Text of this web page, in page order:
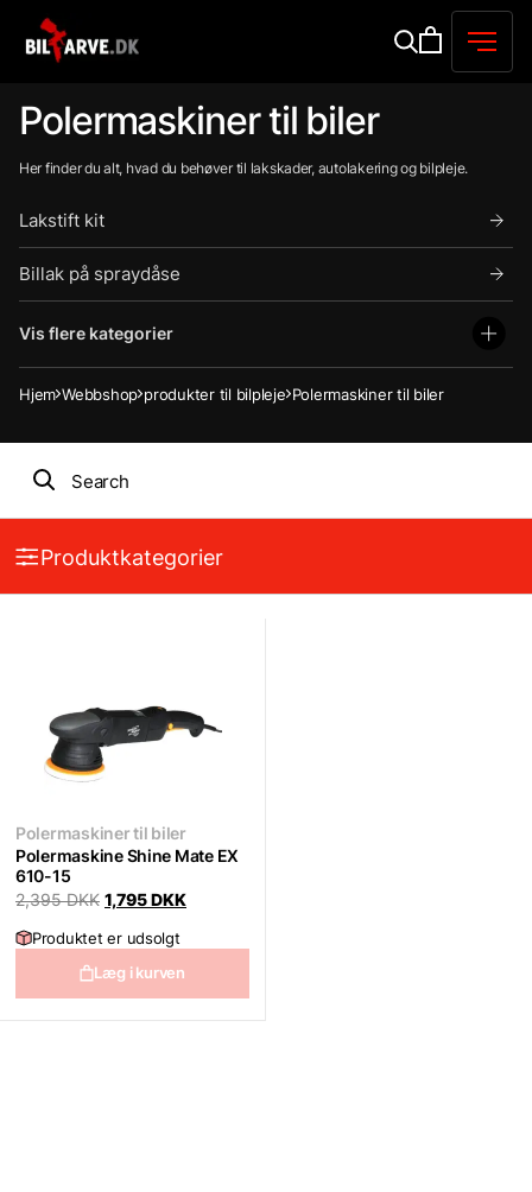
Polermaskiner til biler
Her finder du alt, hvad du behøver til lakskader, autolakering og bilpleje.
Lakstift kit
Billak på spraydåse
Vis flere kategorier
Hjem Webbshop produkter til bilpleje Polermaskiner til biler
Produktkategorier
Polermaskiner til biler
Polermaskine Shine Mate EX
610-15
2,395DKK Original
was:
2,395 DKK.
1,795DKKCurrent
1,795 DKK.
Produktet er udsolgt
Læg i kurven